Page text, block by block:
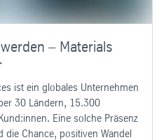
– Materials
ist ein globales Unternehmen
30 Ländern, 15.300
Eine solche Präsenz
die Chance, positiven Wandel